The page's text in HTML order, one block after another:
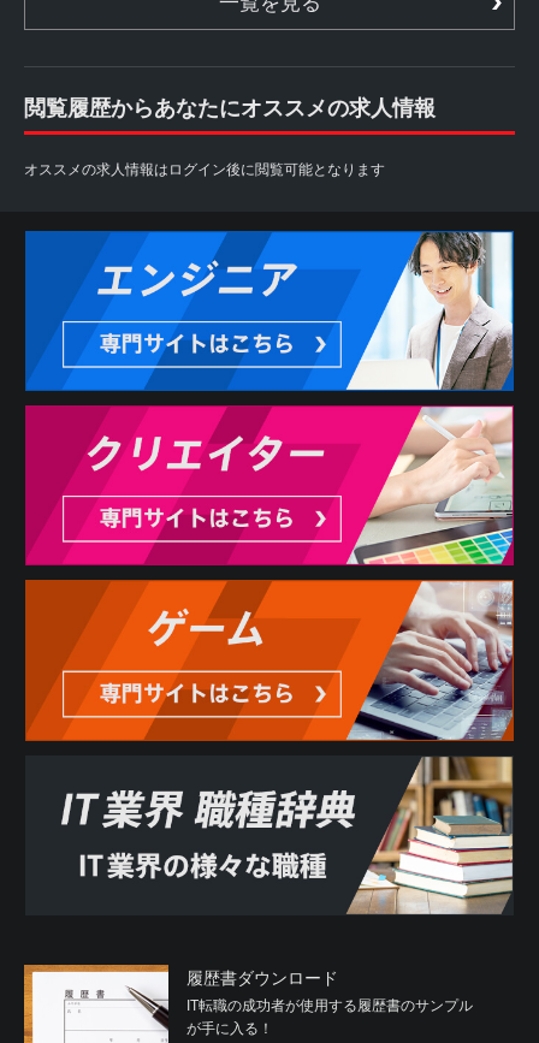
閲覧履歴からあなたにオススメの求人情報
オススメの求人情報はログイン後に閲覧可能となります
履歴書ダウンロード
IT転職の成功者が使用する履歴書のサンプル
が手に入る！